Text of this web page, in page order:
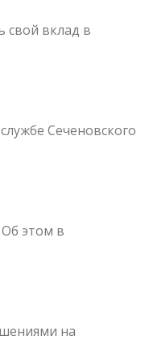
свой вклад в
Сеченовского
этом в
на